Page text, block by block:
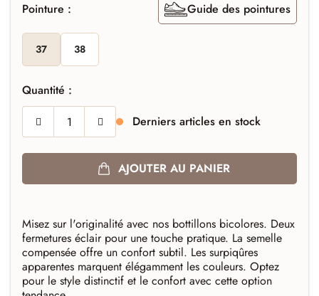
Pointure : Guide des pointures
37 38
Quantité :
Derniers articles en stock
AJOUTER AU PANIER
Misez sur l'originalité avec nos bottillons bicolores. Deux
fermetures éclair pour une touche pratique. La semelle
compensée offre un confort subtil. Les surpiqûres
apparentes marquent élégamment les couleurs. Optez
pour le style distinctif et le confort avec cette option